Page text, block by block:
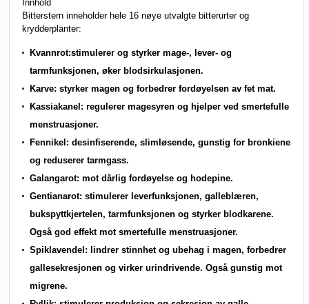
Innhold
Bitterstern inneholder hele 16 nøye utvalgte bitterurter og
krydderplanter:
Kvannrot:stimulerer og styrker mage-, lever- og
tarmfunksjonen, øker blodsirkulasjonen.
Karve: styrker magen og forbedrer fordøyelsen av fet mat.
Kassiakanel: regulerer magesyren og hjelper ved smertefulle
menstruasjoner.
Fennikel: desinfiserende, slimløsende, gunstig for bronkiene
og reduserer tarmgass.
Galangarot: mot dårlig fordøyelse og hodepine.
Gentianarot: stimulerer leverfunksjonen, galleblæren,
bukspyttkjertelen, tarmfunksjonen og styrker blodkarene.
Også god effekt mot smertefulle menstruasjoner.
Spiklavendel: lindrer stinnhet og ubehag i magen, forbedrer
gallesekresjonen og virker urindrivende. Også gunstig mot
migrene.